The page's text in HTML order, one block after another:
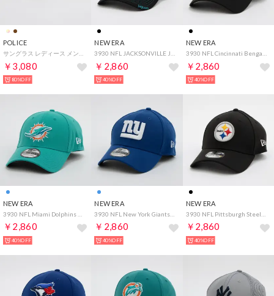
POLICE
サングラス レディース メンズ （ブラウン）
￥3,080
80%OFF
NEW ERA
3930 NFL JACKSONVILLE JAGUARS （BLACK）
￥2,860
40%OFF
NEW ERA
3930 NFL Cincinnati Bengals （BLACK）
￥2,860
40%OFF
NEW ERA
￥2,860
40%OFF
NEW ERA
￥2,860
40%OFF
NEW ERA
￥2,860
40%OFF